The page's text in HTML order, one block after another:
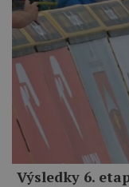
Výsledky 6.